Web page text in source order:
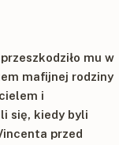
mu w
mafijnej rodziny
i
się, kiedy byli
przed